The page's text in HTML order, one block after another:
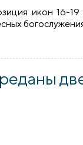
икон 16-19